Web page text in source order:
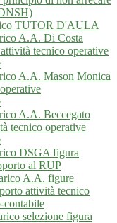
TUTOR D'AULA
A.A. Di Costa
tecnico operative
A.A. Mason Monica
A.A. Beccegato
tecnico operative
DSGA figura
al RUP
A.A. figure
attività tecnico
contabile
selezione figura